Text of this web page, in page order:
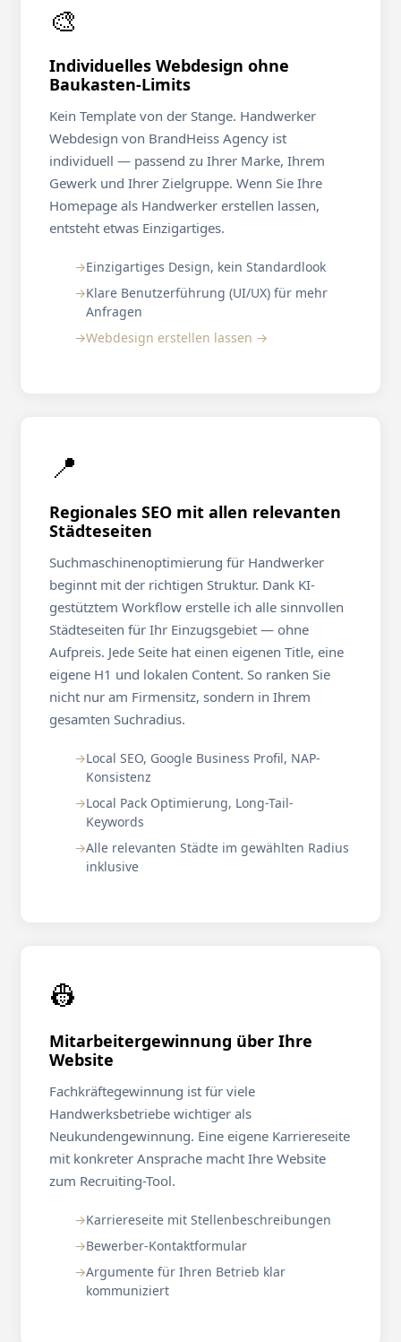
🎨
Individuelles Webdesign ohne
Baukasten-Limits
Kein Template von der Stange. Handwerker
Webdesign von BrandHeiss Agency ist
individuell — passend zu Ihrer Marke, Ihrem
Gewerk und Ihrer Zielgruppe. Wenn Sie Ihre
Homepage als Handwerker erstellen lassen,
entsteht etwas Einzigartiges.
Einzigartiges Design, kein Standardlook
Klare Benutzerführung (UI/UX) für mehr
Anfragen
Webdesign erstellen lassen →
📍
Regionales SEO mit allen relevanten
Städteseiten
Suchmaschinenoptimierung für Handwerker
beginnt mit der richtigen Struktur. Dank KI-
gestütztem Workflow erstelle ich alle sinnvollen
Städteseiten für Ihr Einzugsgebiet — ohne
Aufpreis. Jede Seite hat einen eigenen Title, eine
eigene H1 und lokalen Content. So ranken Sie
nicht nur am Firmensitz, sondern in Ihrem
gesamten Suchradius.
Local SEO, Google Business Profil, NAP-
Konsistenz
Local Pack Optimierung, Long-Tail-
Keywords
Alle relevanten Städte im gewählten Radius
inklusive
👷
Mitarbeitergewinnung über Ihre
Website
Fachkräftegewinnung ist für viele
Handwerksbetriebe wichtiger als
Neukundengewinnung. Eine eigene Karriereseite
mit konkreter Ansprache macht Ihre Website
zum Recruiting-Tool.
Karriereseite mit Stellenbeschreibungen
Bewerber-Kontaktformular
Argumente für Ihren Betrieb klar
kommuniziert